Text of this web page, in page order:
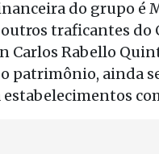
do grupo é
traficantes do
Carlos Rabello
patrimônio, ainda